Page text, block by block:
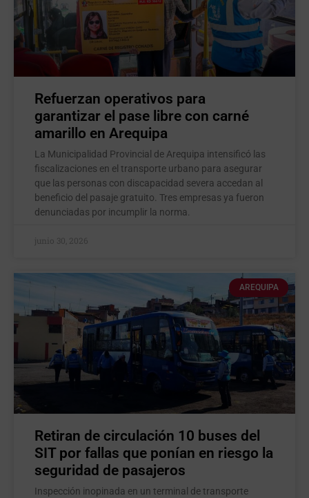
Refuerzan operativos para
garantizar el pase libre con carné
amarillo en Arequipa
La Municipalidad Provincial de Arequipa intensificó las
fiscalizaciones en el transporte urbano para asegurar
que las personas con discapacidad severa accedan al
beneficio del pasaje gratuito. Tres empresas ya fueron
denunciadas por incumplir la norma.
junio 30, 2026
AREQUIPA
Retiran de circulación 10 buses del
SIT por fallas que ponían en riesgo la
seguridad de pasajeros
Inspección inopinada en un terminal de transporte